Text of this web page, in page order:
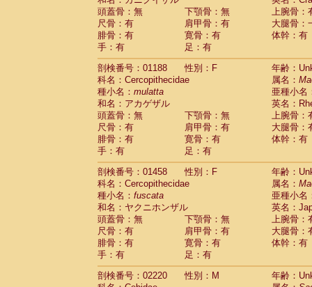
(1)
Cebidae Saguinus oedipus
Cebidae Saguinus weddelli
Cebidae Saguinusspp.
Cebidae Aotus trivirgatus
Cebidae Cebus albifrons
CebidaeCebus apella
Cebidae
CebidaeCebus nigrivittatus
Cebidae Cebusspp.(0)
Cebidae Saimiri boliviensis
Cebidae Saimiri sciureus
Atelidae Alouatta caraya
AtelidaeAlouatta fusca
AtelidaeAlouatta seniculus
AtelidaeAlouatta
Atelidae Ateles belzebuth
Atelidae Ateles geoffroyi
Atelidae Ateles paniscus
Atelidae Atelesspp.
Atelidae Lagothrix lagothricha
AtelidaeLagothrix lagothricha cana(0)
Pitheciidae
Cacajao calvus
頭蓋骨：無
下顎骨：無
上腕骨：
尺骨：有
肩甲骨：有
大腿骨：
腓骨：有
寛骨：有
体幹：有
手：有
足：有
剖検番号：01188
性別：F
年齢：
科名：Cercopithecidae
属名：
種小名： mulatta
亜種小名
和名：アカゲザル
英名：
頭蓋骨：無
下顎骨：無
上腕骨：
尺骨：有
肩甲骨：有
大腿骨：
腓骨：有
寛骨：有
体幹：有
手：有
足：有
剖検番号：01458
性別：F
年齢：
科名：Cercopithecidae
属名：
種小名： fuscata
亜種小名
和名：ヤクニホンザル
英名：
頭蓋骨：無
下顎骨：無
上腕骨：
尺骨：有
肩甲骨：有
大腿骨：
腓骨：有
寛骨：有
体幹：有
手：有
足：有
剖検番号：02220
性別：M
年齢：